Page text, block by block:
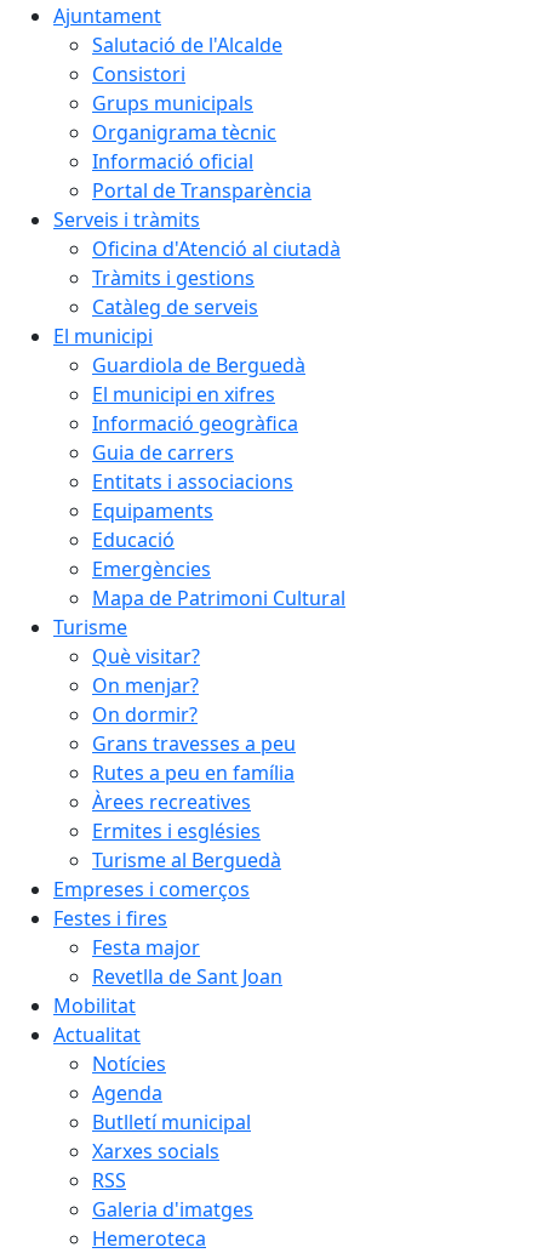
Ajuntament
Salutació de l'Alcalde
Consistori
Grups municipals
Organigrama tècnic
Informació oficial
Portal de Transparència
Serveis i tràmits
Oficina d'Atenció al ciutadà
Tràmits i gestions
Catàleg de serveis
El municipi
Guardiola de Berguedà
El municipi en xifres
Informació geogràfica
Guia de carrers
Entitats i associacions
Equipaments
Educació
Emergències
Mapa de Patrimoni Cultural
Turisme
Què visitar?
On menjar?
On dormir?
Grans travesses a peu
Rutes a peu en família
Àrees recreatives
Ermites i esglésies
Turisme al Berguedà
Empreses i comerços
Festes i fires
Festa major
Revetlla de Sant Joan
Mobilitat
Actualitat
Notícies
Agenda
Butlletí municipal
Xarxes socials
RSS
Galeria d'imatges
Hemeroteca